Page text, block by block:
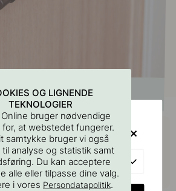
sammen med
OG LIGNENDE
TEKNOLOGIER
bruger nødvendige
at webstedet fungerer.
samtykke bruger vi også
analyse og statistik samt
Du kan acceptere
alle eller tilpasse dine valg.
i vores Persondatapolitik.
VISIT?